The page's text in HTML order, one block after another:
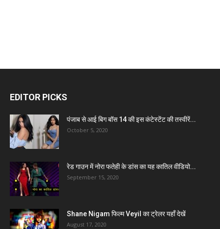
EDITOR PICKS
पंजाब से आई बिग बॉस 14 की इस कंटेस्टेंट की तस्वीरें...
October 5, 2020
रेड गाउन में नोरा फतेही के डांस का यह कातिल वीडियो...
September 15, 2020
Shane Nigam फिल्म Veyil का ट्रेलर यहाँ देखें
August 17, 2020